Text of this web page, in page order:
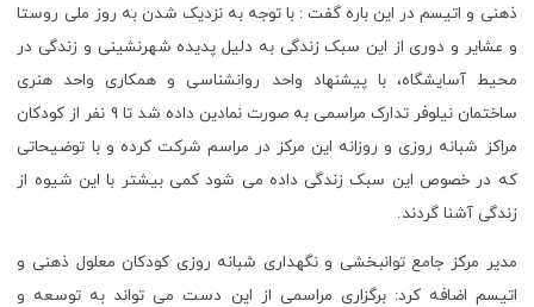
ذهنی و اتیسم در این باره گفت : با توجه به نزدیک شدن به روز ملی روستا
و عشایر و دوری از این سبک زندگی به دلیل پدیده شهرنشینی و زندگی در
محیط آسایشگاه، با پیشنهاد واحد روانشناسی و همکاری واحد هنری
ساختمان نیلوفر تدارک مراسمی به صورت نمادین داده شد تا 9 نفر از کودکان
مراکز شبانه روزی و روزانه این مرکز در مراسم شرکت کرده و با توضیحاتی
که در خصوص این سبک زندگی داده می شود کمی بیشتر با این شیوه از
زندگی آشنا گردند.
مدیر مرکز جامع توانبخشی و نگهداری شبانه روزی کودکان معلول ذهنی و
اتیسم اضافه کرد: برگزاری مراسمی از این دست می تواند به توسعه و